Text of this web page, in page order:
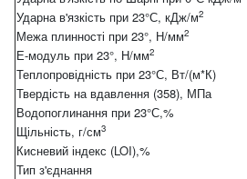
Ударна в'язкість при 23°С, кДж/м2
Межа плинності при 23°, Н/мм2
Е-модуль при 23°, Н/мм2
Теплопровідність при 23°С, Вт/(м*К)
Твердість на вдавлення (358), МПа
Водопоглинання при 23°С,%
Щільність, г/см3
Кисневий індекс (LOI),%
Тип з'єднання